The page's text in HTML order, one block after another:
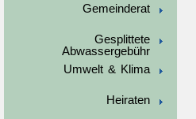
Gemeinderat
Gesplittete
Abwassergebühr
Umwelt & Klima
Heiraten